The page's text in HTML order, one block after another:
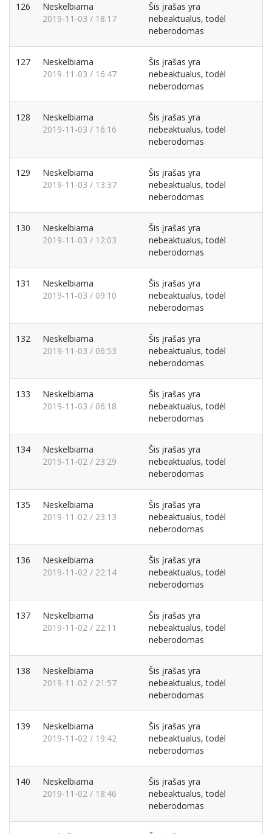
126
Neskelbiama
2019-11-03 / 18:17
Šis įrašas yra
nebeaktualus, todėl
neberodomas
127
Neskelbiama
2019-11-03 / 16:47
Šis įrašas yra
nebeaktualus, todėl
neberodomas
128
Neskelbiama
2019-11-03 / 16:16
Šis įrašas yra
nebeaktualus, todėl
neberodomas
129
Neskelbiama
2019-11-03 / 13:37
Šis įrašas yra
nebeaktualus, todėl
neberodomas
130
Neskelbiama
2019-11-03 / 12:03
Šis įrašas yra
nebeaktualus, todėl
neberodomas
131
Neskelbiama
2019-11-03 / 09:10
Šis įrašas yra
nebeaktualus, todėl
neberodomas
132
Neskelbiama
2019-11-03 / 06:53
Šis įrašas yra
nebeaktualus, todėl
neberodomas
133
Neskelbiama
2019-11-03 / 06:18
Šis įrašas yra
nebeaktualus, todėl
neberodomas
134
Neskelbiama
2019-11-02 / 23:29
Šis įrašas yra
nebeaktualus, todėl
neberodomas
135
Neskelbiama
2019-11-02 / 23:13
Šis įrašas yra
nebeaktualus, todėl
neberodomas
136
Neskelbiama
2019-11-02 / 22:14
Šis įrašas yra
nebeaktualus, todėl
neberodomas
137
Neskelbiama
2019-11-02 / 22:11
Šis įrašas yra
nebeaktualus, todėl
neberodomas
138
Neskelbiama
2019-11-02 / 21:57
Šis įrašas yra
nebeaktualus, todėl
neberodomas
139
Neskelbiama
2019-11-02 / 19:42
Šis įrašas yra
nebeaktualus, todėl
neberodomas
140
Neskelbiama
2019-11-02 / 18:46
Šis įrašas yra
nebeaktualus, todėl
neberodomas